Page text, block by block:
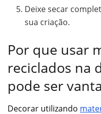
Deixe secar
sua criação.
Por que usar
reciclados na
pode ser
Decorar utilizando